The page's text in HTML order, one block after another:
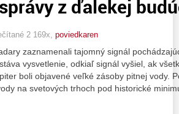
z ďalekej
2 169x, poviedkaren
zaznamenali tajomný signál
vysvetlenie, odkiaľ signál vyšiel, ak
boli objavené veľké zásoby pitnej vody.
na svetových trhoch pod historické